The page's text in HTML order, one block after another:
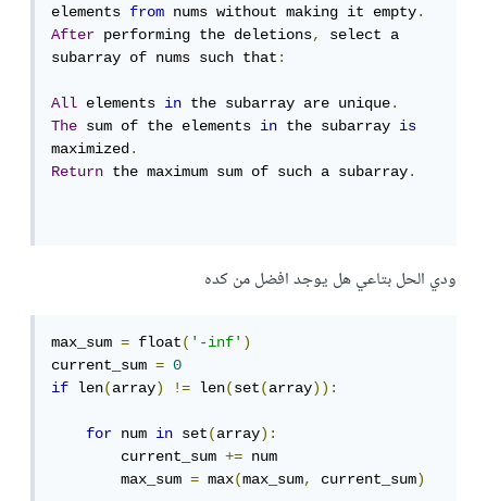
elements from nums without making it empty.
After performing the deletions,
select a
subarray of nums such that:
All elements in the subarray are unique.
The sum of the elements in the subarray is
maximized.
Return the maximum sum of such a subarray.
ودي الحل بتاعي هل يوجد افضل من كده
max_sum = float('-inf')
current_sum =
0
if len(array) != len(set(array)):
for num in set(array):
        current_sum
+= num
        max_sum
= max(max_sum, current_sum)